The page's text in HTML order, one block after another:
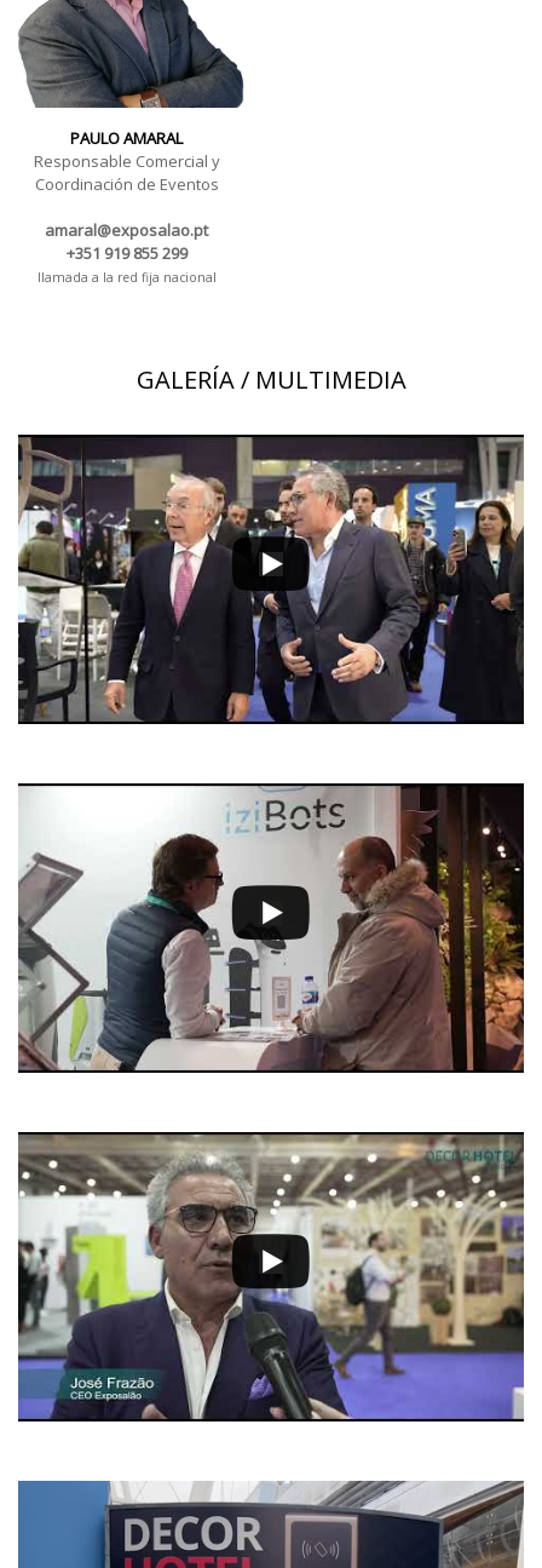
PAULO AMARAL
Responsable Comercial y
Coordinación de Eventos
amaral@exposalao.pt
+351 919 855 299
llamada a la red fija nacional
GALERÍA / MULTIMEDIA